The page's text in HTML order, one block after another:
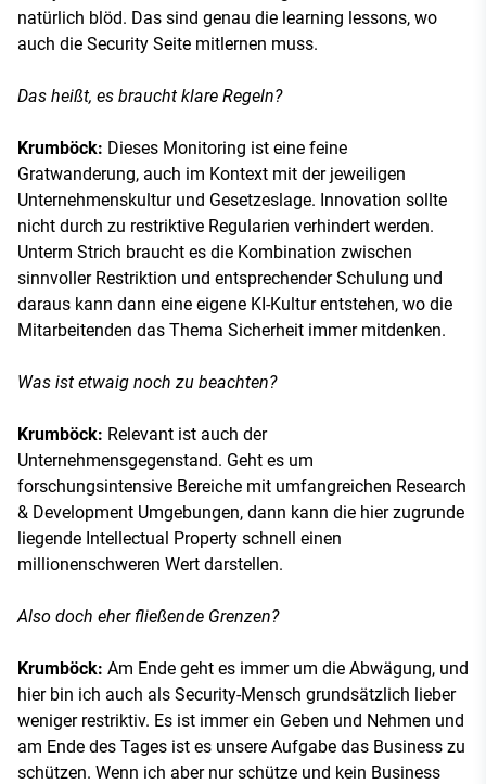
natürlich blöd. Das sind genau die learning lessons, wo
auch die Security Seite mitlernen muss.
Das heißt, es braucht klare Regeln?
Krumböck: Dieses Monitoring ist eine feine
Gratwanderung, auch im Kontext mit der jeweiligen
Unternehmenskultur und Gesetzeslage. Innovation sollte
nicht durch zu restriktive Regularien verhindert werden.
Unterm Strich braucht es die Kombination zwischen
sinnvoller Restriktion und entsprechender Schulung und
daraus kann dann eine eigene KI-Kultur entstehen, wo die
Mitarbeitenden das Thema Sicherheit immer mitdenken.
Was ist etwaig noch zu beachten?
Krumböck: Relevant ist auch der
Unternehmensgegenstand. Geht es um
forschungsintensive Bereiche mit umfangreichen Research
& Development Umgebungen, dann kann die hier zugrunde
liegende Intellectual Property schnell einen
millionenschweren Wert darstellen.
Also doch eher fließende Grenzen?
Krumböck: Am Ende geht es immer um die Abwägung, und
hier bin ich auch als Security-Mensch grundsätzlich lieber
weniger restriktiv. Es ist immer ein Geben und Nehmen und
am Ende des Tages ist es unsere Aufgabe das Business zu
schützen. Wenn ich aber nur schütze und kein Business